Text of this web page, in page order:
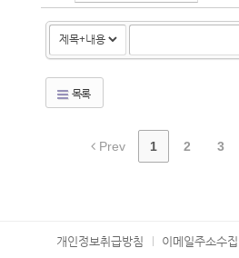
목록
Prev 1 2 3
개인정보취급방침 이메일주소수